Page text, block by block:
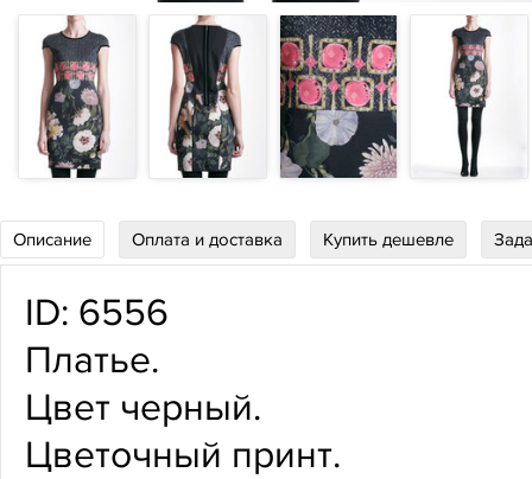
Описание Оплата и доставка Купить дешевле
ID: 6556
Платье.
Цвет черный.
Цветочный принт.